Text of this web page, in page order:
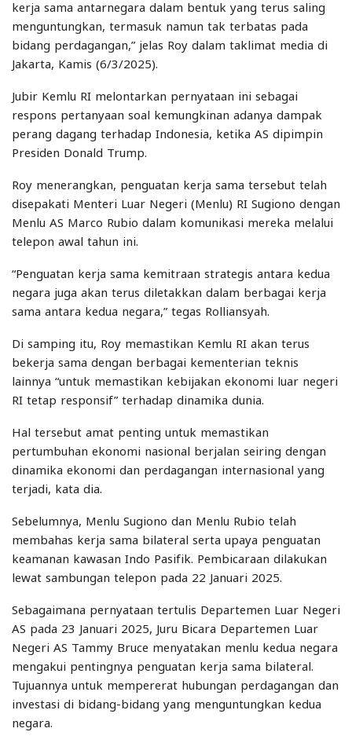
kerja sama antarnegara dalam bentuk yang terus saling
menguntungkan, termasuk namun tak terbatas pada
bidang perdagangan,” jelas Roy dalam taklimat media di
Jakarta, Kamis (6/3/2025).
Jubir Kemlu RI melontarkan pernyataan ini sebagai
respons pertanyaan soal kemungkinan adanya dampak
perang dagang terhadap Indonesia, ketika AS dipimpin
Presiden Donald Trump.
Roy menerangkan, penguatan kerja sama tersebut telah
disepakati Menteri Luar Negeri (Menlu) RI Sugiono dengan
Menlu AS Marco Rubio dalam komunikasi mereka melalui
telepon awal tahun ini.
“Penguatan kerja sama kemitraan strategis antara kedua
negara juga akan terus diletakkan dalam berbagai kerja
sama antara kedua negara,” tegas Rolliansyah.
Di samping itu, Roy memastikan Kemlu RI akan terus
bekerja sama dengan berbagai kementerian teknis
lainnya “untuk memastikan kebijakan ekonomi luar negeri
RI tetap responsif” terhadap dinamika dunia.
Hal tersebut amat penting untuk memastikan
pertumbuhan ekonomi nasional berjalan seiring dengan
dinamika ekonomi dan perdagangan internasional yang
terjadi, kata dia.
Sebelumnya, Menlu Sugiono dan Menlu Rubio telah
membahas kerja sama bilateral serta upaya penguatan
keamanan kawasan Indo Pasifik. Pembicaraan dilakukan
lewat sambungan telepon pada 22 Januari 2025.
Sebagaimana pernyataan tertulis Departemen Luar Negeri
AS pada 23 Januari 2025, Juru Bicara Departemen Luar
Negeri AS Tammy Bruce menyatakan menlu kedua negara
mengakui pentingnya penguatan kerja sama bilateral.
Tujuannya untuk mempererat hubungan perdagangan dan
investasi di bidang-bidang yang menguntungkan kedua
negara.